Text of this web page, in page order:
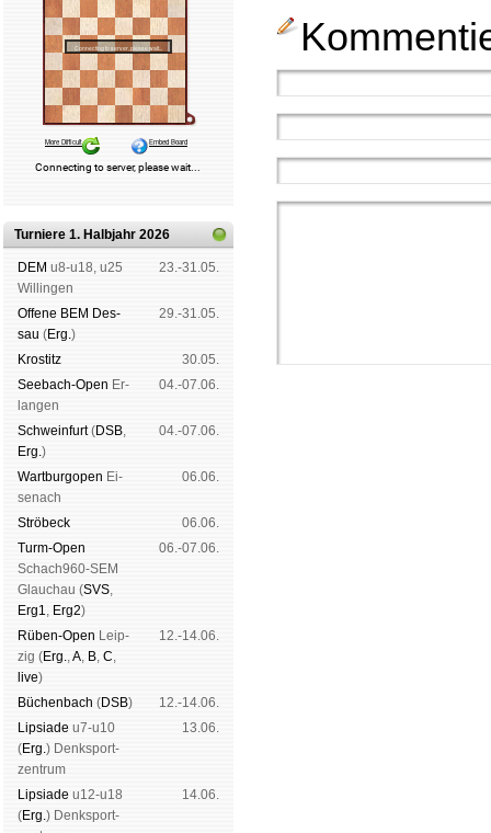
Turniere 1. Halbjahr 2026
DEM u8-u18, u25
Wil­lin­gen
23.-31.05.
Offene BEM Des­
sau (Erg.)
29.-31.05.
Kros­titz
30.05.
See­bach-Open Er­
lan­gen
04.-07.06.
Schwein­furt(DSB,
Erg.)
04.-07.06.
Wart­burg­open Ei­
se­nach
06.06.
Strö­beck
06.06.
Turm-Open
Schach960-SEM
Glau­chau (SVS,
Erg1, Erg2)
06.-07.06.
Rüben-Open Leip­
zig (Erg.,A, B, C,
live)
12.-14.06.
Büchen­bach (DSB)
12.-14.06.
Lipsiade u7-u10
(Erg.) Denk­sport­
zen­trum
13.06.
Lipsiade u12-u18
(Erg.) Denk­sport­
14.06.